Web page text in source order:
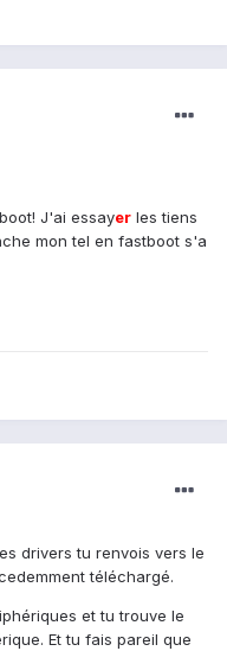
J'ai essayer les tiens
mon tel en fastboot s'a
drivers tu renvois vers le
téléchargé.
et tu trouve le
Et tu fais pareil que